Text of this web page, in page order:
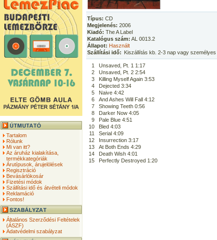
Tartalom
Rólunk
Mi van itt?
Az áruház kialakítása,
termékkategóriák
Árutípusok, árujelölések
Regisztráció
Bevásárlókosár
Fizetési módok
Szállítási idő és átvételi módok
Reklamáció
Fontos!
Általános Szerződési Feltételek
(ÁSZF)
Adatvédelmi szabályzat
Típus: CD
Megjelenés: 2006
Kiadó: The A Label
Katalógus szám: AL 0013.2
Állapot: Használt
Szállítási idő: Kiszállítás kb. 2-3 nap vagy
1
Unsaved, Pt. 1 1:17
2
Unsaved, Pt. 2 2:54
3
Killing Myself Again 3:53
4
Dejected 3:34
5
Naive 4:42
6
And Ashes Will Fall 4:12
7
Showing Teeth 0:56
8
Darker Now 4:05
9
Pale Blue 4:51
10
Bled 4:03
11
Serial 4:09
12
Insurrection 3:17
13
At Both Ends 4:29
14
Death Wish 4:01
15
Perfectly Destroyed 1:20